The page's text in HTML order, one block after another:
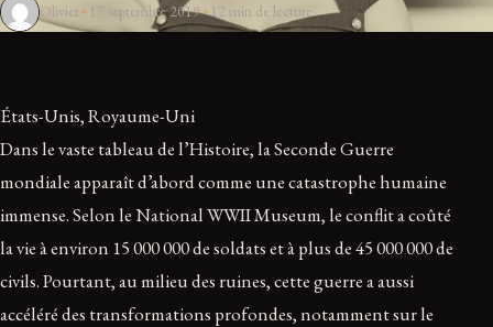
Olivier 17 septembre 2019 12 min de lecture
États-Unis, Royaume-Uni
Dans le vaste tableau de l’Histoire, la Seconde Guerre
mondiale apparaît d’abord comme une catastrophe humaine
immense. Selon le National WWII Museum, le conflit a coûté
la vie à environ 15 000 000 de soldats et à plus de 45 000 000 de
civils. Pourtant, au milieu des ruines, cette guerre a aussi
accéléré des transformations profondes, notamment sur le